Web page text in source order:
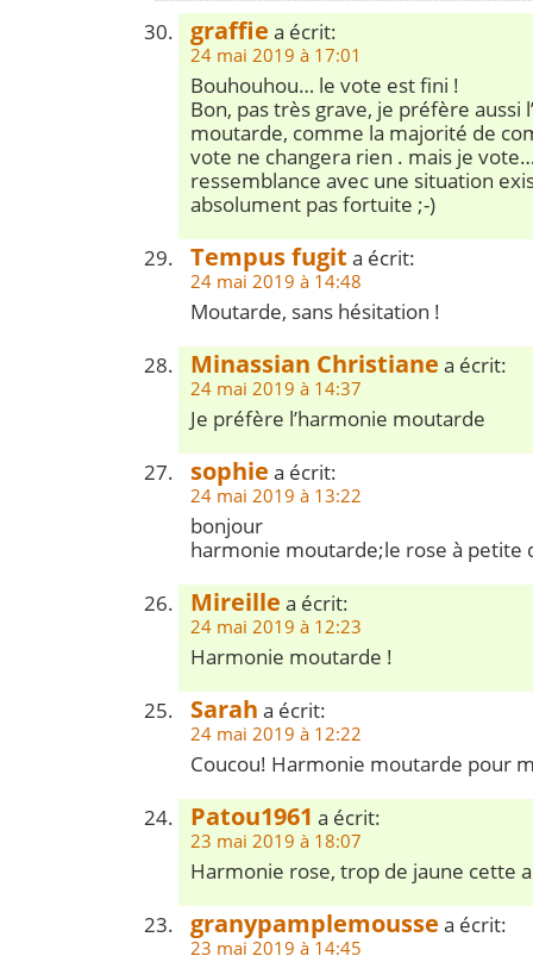
graffie a écrit:
24 mai 2019 à 17:01
Bouhouhou… le vote est fini !
Bon, pas très grave, je préfère aussi
moutarde, comme la majorité de
vote ne changera rien . mais je
ressemblance avec une situation
absolument pas fortuite ;-)
Tempus fugit a écrit:
24 mai 2019 à 14:48
Moutarde, sans hésitation !
Minassian Christiane a écrit:
24 mai 2019 à 14:37
Je préfère l’harmonie moutarde
sophie a écrit:
24 mai 2019 à 13:22
bonjour
harmonie moutarde;le rose à petite
Mireille a écrit:
24 mai 2019 à 12:23
Harmonie moutarde !
Sarah a écrit:
24 mai 2019 à 12:22
Coucou! Harmonie moutarde pour
Patou1961 a écrit:
23 mai 2019 à 18:07
Harmonie rose, trop de jaune cette
granypamplemousse a écrit:
23 mai 2019 à 14:45